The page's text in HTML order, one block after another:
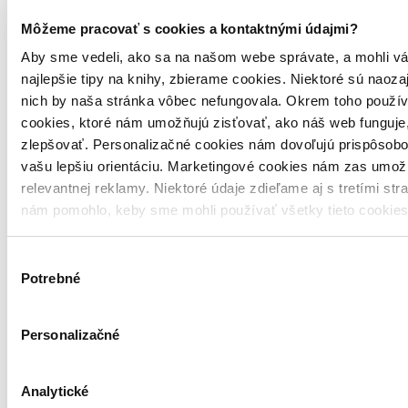
Môžeme pracovať s cookies a kontaktnými údajmi?
Aby sme vedeli, ako sa na našom webe správate, a mohli
najlepšie tipy na knihy, zbierame cookies. Niektoré sú
nich by naša stránka vôbec nefungovala. Okrem toho
cookies, ktoré nám umožňujú zisťovať, ako náš web
zlepšovať. Personalizačné cookies nám dovoľujú
vašu lepšiu orientáciu. Marketingové cookies nám zas
relevantnej reklamy. Niektoré údaje zdieľame aj s tretími
nám pomohlo, keby sme mohli používať všetky tieto
súhlasu
Potrebné
Personalizačné
Analytické
Recenzie čitateľov
Tomáš PIVKO
Neoverený nákup
13.6.2021
CD IMT Smile
Výborný album, manželka počúva od rána do večera a pospevuje si
pri tom. Ostatne ako všetky predchádzajúce albumy od IMT Smile.
Čítať viac
reagovať